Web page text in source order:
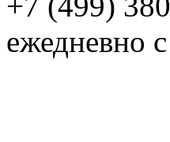
ежедневно